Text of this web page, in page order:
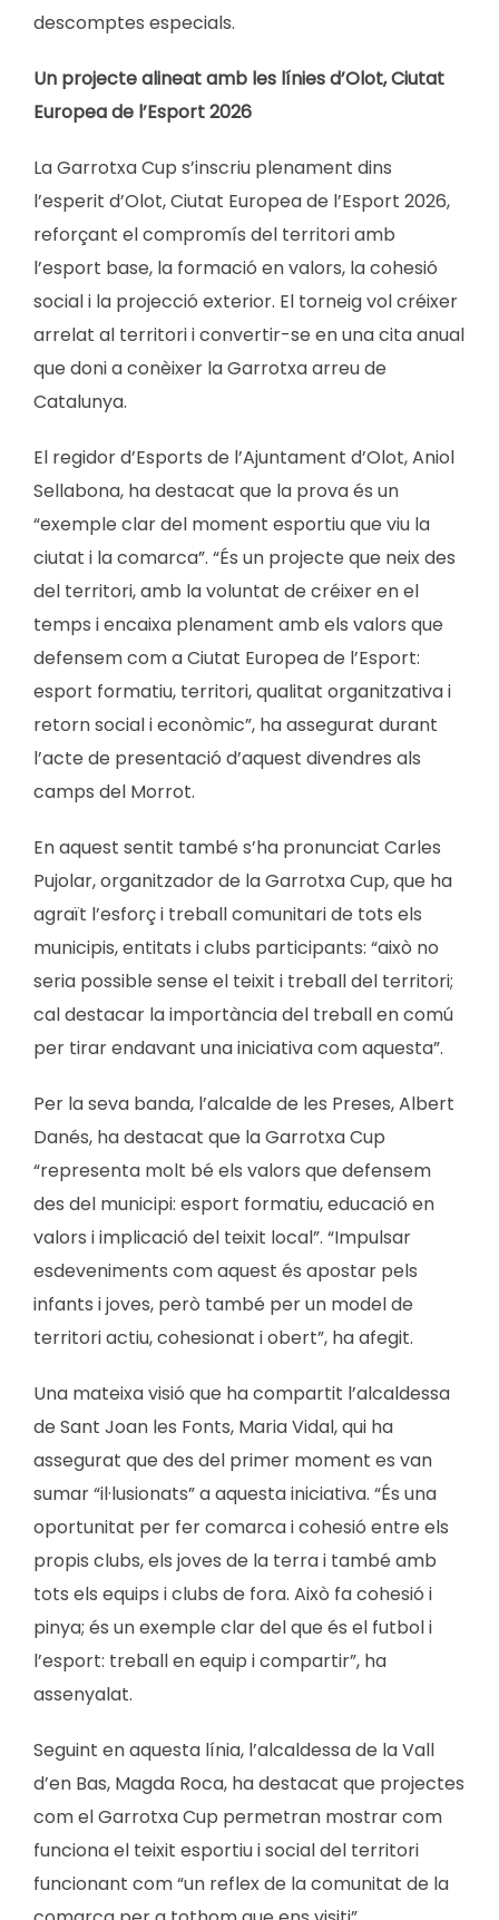
descomptes especials.
Un projecte alineat amb les línies d’Olot, Ciutat
Europea de l’Esport 2026
La Garrotxa Cup s’inscriu plenament dins
l’esperit d’Olot, Ciutat Europea de l’Esport 2026,
reforçant el compromís del territori amb
l’esport base, la formació en valors, la cohesió
social i la projecció exterior. El torneig vol créixer
arrelat al territori i convertir-se en una cita anual
que doni a conèixer la Garrotxa arreu de
Catalunya.
El regidor d’Esports de l’Ajuntament d’Olot, Aniol
Sellabona, ha destacat que la prova és un
“exemple clar del moment esportiu que viu la
ciutat i la comarca”. “És un projecte que neix des
del territori, amb la voluntat de créixer en el
temps i encaixa plenament amb els valors que
defensem com a Ciutat Europea de l’Esport:
esport formatiu, territori, qualitat organitzativa i
retorn social i econòmic”, ha assegurat durant
l’acte de presentació d’aquest divendres als
camps del Morrot.
En aquest sentit també s’ha pronunciat Carles
Pujolar, organitzador de la Garrotxa Cup, que ha
agraït l’esforç i treball comunitari de tots els
municipis, entitats i clubs participants: “això no
seria possible sense el teixit i treball del territori;
cal destacar la importància del treball en comú
per tirar endavant una iniciativa com aquesta”.
Per la seva banda, l’alcalde de les Preses, Albert
Danés, ha destacat que la Garrotxa Cup
“representa molt bé els valors que defensem
des del municipi: esport formatiu, educació en
valors i implicació del teixit local”. “Impulsar
esdeveniments com aquest és apostar pels
infants i joves, però també per un model de
territori actiu, cohesionat i obert”, ha afegit.
Una mateixa visió que ha compartit l’alcaldessa
de Sant Joan les Fonts, Maria Vidal, qui ha
assegurat que des del primer moment es van
sumar “il·lusionats” a aquesta iniciativa. “És una
oportunitat per fer comarca i cohesió entre els
propis clubs, els joves de la terra i també amb
tots els equips i clubs de fora. Això fa cohesió i
pinya; és un exemple clar del que és el futbol i
l’esport: treball en equip i compartir”, ha
assenyalat.
Seguint en aquesta línia, l’alcaldessa de la Vall
d’en Bas, Magda Roca, ha destacat que projectes
com el Garrotxa Cup permetran mostrar com
funciona el teixit esportiu i social del territori
funcionant com “un reflex de la comunitat de la